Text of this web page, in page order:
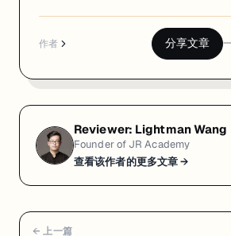
作者 分享文章
Reviewer: Lightman Wang
Founder of JR Academy
查看该作者的更多文章 →
← 上一篇